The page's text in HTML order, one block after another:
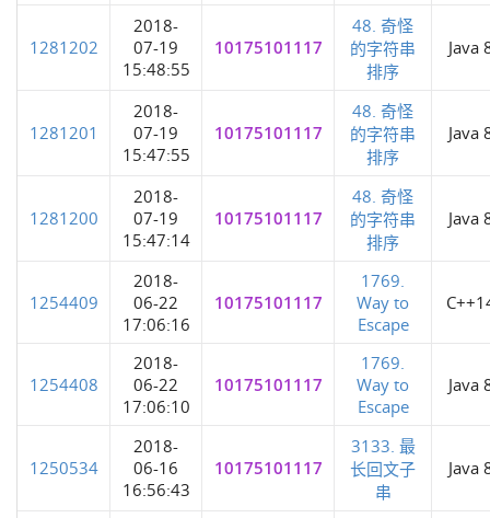
1281202
2018-
07-19
15:48:55
10175101117
48. 奇怪
的字符串
排序
Java
1281201
2018-
07-19
15:47:55
10175101117
48. 奇怪
的字符串
排序
Java
1281200
2018-
07-19
15:47:14
10175101117
48. 奇怪
的字符串
排序
Java
1254409
2018-
06-22
17:06:16
10175101117
1769.
Way to
Escape
1254408
2018-
06-22
17:06:10
10175101117
1769.
Way to
Escape
Java
1250534
2018-
06-16
16:56:43
10175101117
3133. 最
长回文子
串
Java